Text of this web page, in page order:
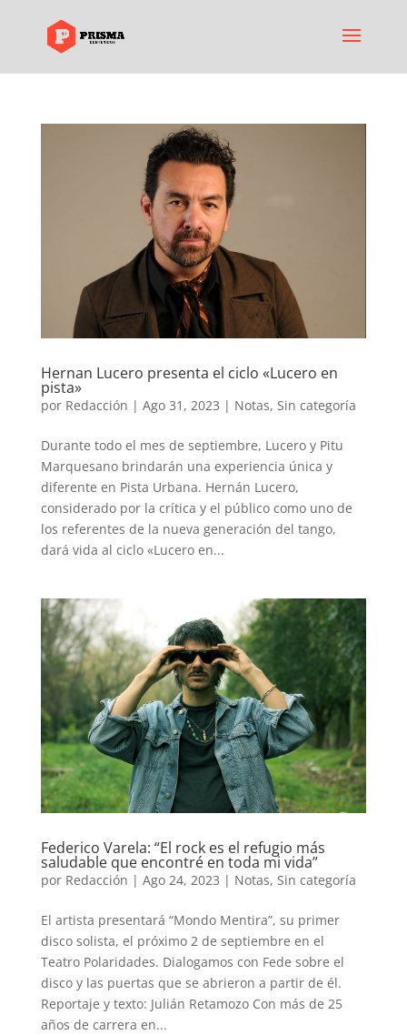
Hernan Lucero presenta el ciclo «Lucero en
pista»
por Redacción | Ago 31, 2023 | Notas, Sin categoría
Durante todo el mes de septiembre, Lucero y Pitu
Marquesano brindarán una experiencia única y
diferente en Pista Urbana. Hernán Lucero,
considerado por la crítica y el público como uno de
los referentes de la nueva generación del tango,
dará vida al ciclo «Lucero en...
Federico Varela: “El rock es el refugio más
saludable que encontré en toda mi vida”
por Redacción | Ago 24, 2023 | Notas, Sin categoría
El artista presentará “Mondo Mentira”, su primer
disco solista, el próximo 2 de septiembre en el
Teatro Polaridades. Dialogamos con Fede sobre el
disco y las puertas que se abrieron a partir de él.
Reportaje y texto: Julián Retamozo Con más de 25
años de carrera en...